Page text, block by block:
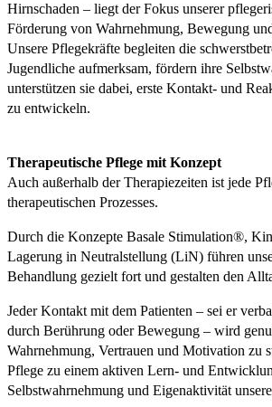
Hirnschaden – liegt der Fokus unserer
Förderung von Wahrnehmung, Bewegung
Unsere Pflegekräfte begleiten die
Jugendliche aufmerksam, fördern ihre
unterstützen sie dabei, erste Kontakt- und
zu entwickeln.
Therapeutische Pflege mit Konzept
Auch außerhalb der Therapiezeiten ist jede
therapeutischen Prozesses.
Durch die Konzepte Basale Stimulation®,
Lagerung in Neutralstellung (LiN) führen
Behandlung gezielt fort und gestalten den
Jeder Kontakt mit dem Patienten – sei er
durch Berührung oder Bewegung – wird
Wahrnehmung, Vertrauen und Motivation zu
Pflege zu einem aktiven Lern- und
Selbstwahrnehmung und Eigenaktivität